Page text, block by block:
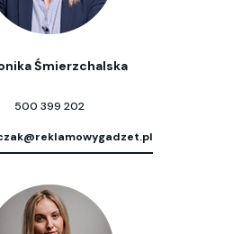
Śmierzchalska
500 399 202